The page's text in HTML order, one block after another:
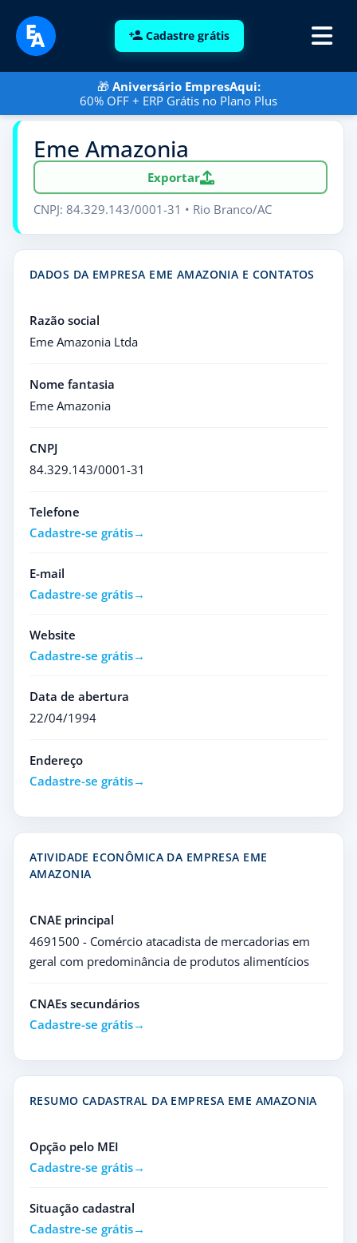
Cadastre grátis
🎁 Aniversário EmpresAqui:
60% OFF + ERP Grátis no Plano Plus
Eme Amazonia
Exportar
CNPJ: 84.329.143/0001-31 • Rio Branco/AC
DADOS DA EMPRESA EME AMAZONIA E CONTATOS
Razão social
Eme Amazonia Ltda
Nome fantasia
Eme Amazonia
CNPJ
84.329.143/0001-31
Telefone
Cadastre-se grátis
E-mail
Cadastre-se grátis
Website
Cadastre-se grátis
Data de abertura
22/04/1994
Endereço
Cadastre-se grátis
ATIVIDADE ECONÔMICA DA EMPRESA EME
AMAZONIA
CNAE principal
4691500 - Comércio atacadista de mercadorias em
geral com predominância de produtos alimentícios
CNAEs secundários
Cadastre-se grátis
RESUMO CADASTRAL DA EMPRESA EME AMAZONIA
Opção pelo MEI
Cadastre-se grátis
Situação cadastral
Cadastre-se grátis